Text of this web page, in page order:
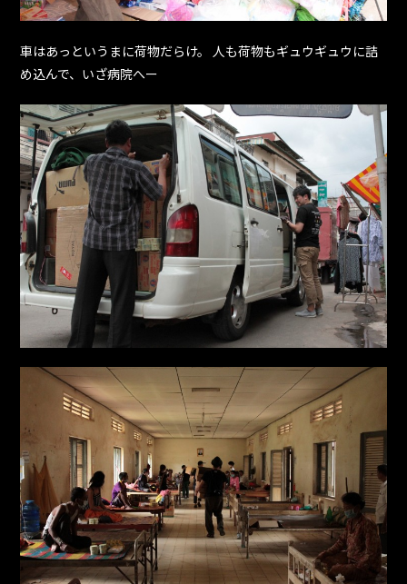
車はあっというまに荷物だらけ。 人も荷物もギュウギュウに詰
め込んで、いざ病院へー